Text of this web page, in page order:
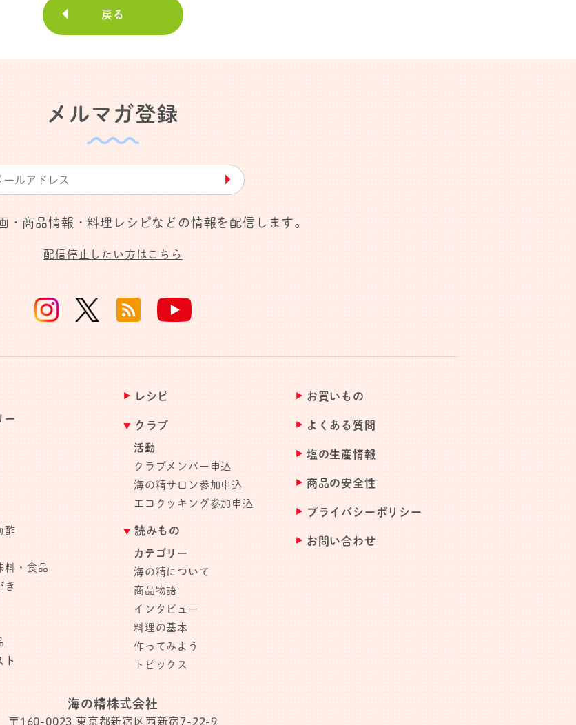
戻る
メルマガ登録
▶︎
・商品情報・料理レシピなどの情報を配信します。
配信停止したい方はこちら
ー
酢
料・食品
き
ト
レシピ
クラブ
活動
クラブメンバー申込
海の精サロン参加申込
エコクッキング参加申込
読みもの
カテゴリー
海の精について
商品物語
インタビュー
料理の基本
作ってみよう
トピックス
お買いもの
よくある質問
塩の生産情報
商品の安全性
プライバシーポリシー
お問い合わせ
海の精株式会社
〒160-0023 東京都新宿区西新宿7-22-9